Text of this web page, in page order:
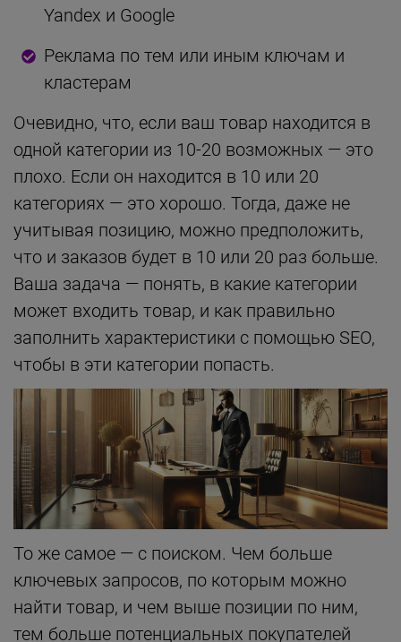
Yandex и Google
Реклама по тем или иным ключам и
кластерам
Очевидно, что, если ваш товар находится в
одной категории из 10-20 возможных — это
плохо. Если он находится в 10 или 20
категориях — это хорошо. Тогда, даже не
учитывая позицию, можно предположить,
что и заказов будет в 10 или 20 раз больше.
Ваша задача — понять, в какие категории
может входить товар, и как правильно
заполнить характеристики с помощью SEO,
чтобы в эти категории попасть.
То же самое — с поиском. Чем больше
ключевых запросов, по которым можно
найти товар, и чем выше позиции по ним,
тем больше потенциальных покупателей